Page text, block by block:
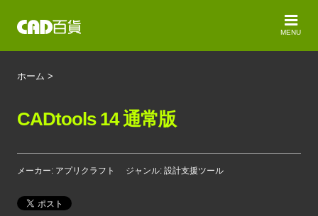
MENU
ホーム >
CADtools 14 通常版
メーカー: アプリクラフト ジャンル: 設計支援ツール